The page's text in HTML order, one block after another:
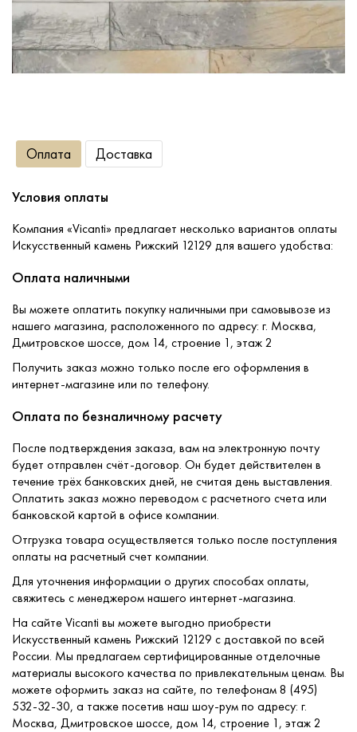
Сопутствующие товары
Услуги
Портфолио
Контакты
Оплата Доставка
Условия оплаты
Компания «Vicanti» предлагает несколько вариантов оплаты
Искусственный камень Рижский 12129 для вашего удобства:
Оплата наличными
Вы можете оплатить покупку наличными при самовывозе из
нашего магазина, расположенного по адресу: г. Москва,
Дмитровское шоссе, дом 14, строение 1, этаж 2
Получить заказ можно только после его оформления в
интернет-магазине или по телефону.
Оплата по безналичному расчету
После подтверждения заказа, вам на электронную почту
будет отправлен счёт-договор. Он будет действителен в
течение трёх банковских дней, не считая день выставления.
Оплатить заказ можно переводом с расчетного счета или
банковской картой в офисе компании.
Отгрузка товара осуществляется только после поступления
оплаты на расчетный счет компании.
Для уточнения информации о других способах оплаты,
свяжитесь с менеджером нашего интернет-магазина.
На сайте Vicanti вы можете выгодно приобрести
Искусственный камень Рижский 12129 с доставкой по всей
России. Мы предлагаем сертифицированные отделочные
материалы высокого качества по привлекательным ценам. Вы
можете оформить заказ на сайте, по телефонам 8 (495)
532-32-30, а также посетив наш шоу-рум по адресу: г.
Москва, Дмитровское шоссе, дом 14, строение 1, этаж 2